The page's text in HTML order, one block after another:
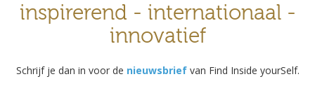
inspirerend - internationaal -
innovatief
Schrijf je dan in voor de nieuwsbrief van Find Inside yourSelf.